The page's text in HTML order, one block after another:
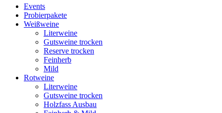
Events
Probierpakete
Weißweine
Literweine
Gutsweine trocken
Reserve trocken
Feinherb
Mild
Rotweine
Literweine
Gutsweine trocken
Holzfass Ausbau